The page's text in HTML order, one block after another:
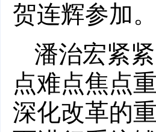
贺连辉参加。
潘治宏紧
点难点焦点
深化改革的